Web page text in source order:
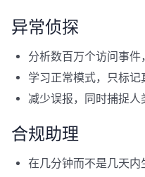
异常侦探
分析数百万个访问事
学习正常模式，只标记
减少误报，同时捕捉人
合规助理
在几分钟而不是几天内